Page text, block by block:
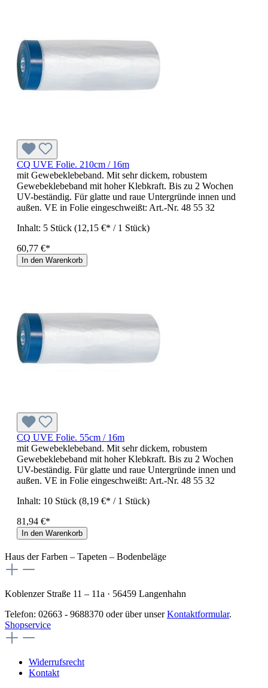
CQ UVE Folie. 210cm / 16m
mit Gewebeklebeband. Mit sehr dickem, robustem
Gewebeklebeband mit hoher Klebkraft. Bis zu 2 Wochen
UV-beständig. Für glatte und raue Untergründe innen und
außen. VE in Folie eingeschweißt: Art.-Nr. 48 55 32
Inhalt: 5 Stück (12,15 €* / 1 Stück)
60,77 €*
In den Warenkorb
CQ UVE Folie. 55cm / 16m
mit Gewebeklebeband. Mit sehr dickem, robustem
Gewebeklebeband mit hoher Klebkraft. Bis zu 2 Wochen
UV-beständig. Für glatte und raue Untergründe innen und
außen. VE in Folie eingeschweißt: Art.-Nr. 48 55 32
Inhalt: 10 Stück (8,19 €* / 1 Stück)
81,94 €*
In den Warenkorb
Haus der Farben – Tapeten – Bodenbeläge
Koblenzer Straße 11 – 11a · 56459 Langenhahn
Telefon: 02663 - 9688370 oder über unserKontaktformular.
Shopservice
Widerrufsrecht
Kontakt